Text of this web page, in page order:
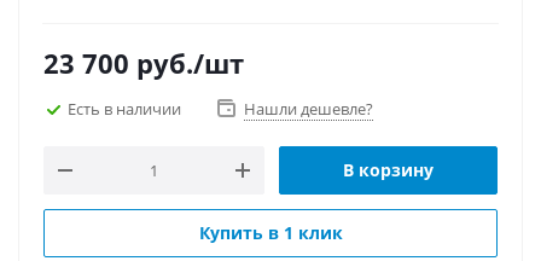
23 700 руб./шт
Есть в наличии Нашли дешевле?
В корзину
Купить в 1 клик